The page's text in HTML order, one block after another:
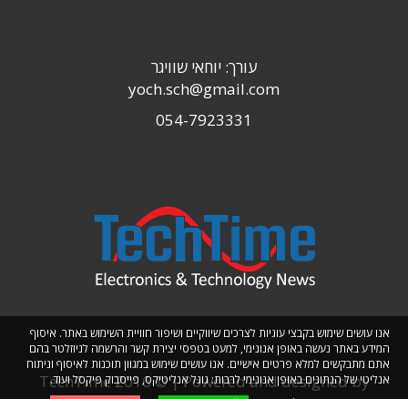
אנו עושים שימוש בקבצי עוגיות לצרכים שיווקיים ושיפור חוויית השימוש באתר. איסוף
המידע באתר נעשה באופן אנונימי, למעט בטפסי יצירת קשר והרשמה לניוזלטר בהם
אתם מתבקשים למלא פרטים אישיים. אנו עושים שימוש במגוון תוכנות לאיסוף וניתוח
אנליטי של הנתונים באופן אנונימי לרבות: גוגל אנליטיקס, פייסבוק פיקסל ועוד.
עורך: יוחאי שוויגר
yoch.sch@gmail.com
054-7923331
TechTime 2016 © | Powered and designed by